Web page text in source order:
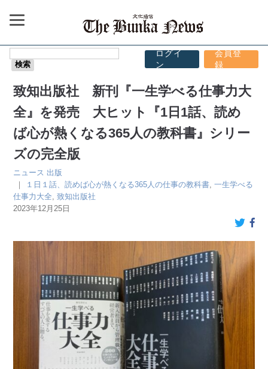
ログイ
ン
会員登
録
致知出版社 新刊『一生学べる仕事力大
全』を発売 大ヒット『1日1話、読め
ば心が熱くなる365人の教科書』シリー
ズの完全版
ニュース 出版
｜
１日１話、読めば心が熱くなる365人の仕事の教科書 ,一生学べる
仕事力大全 ,致知出版社
2023年12月25日